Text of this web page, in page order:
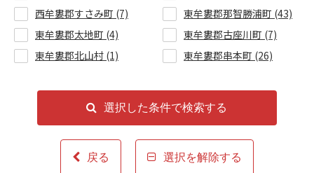
西牟婁郡すさみ町 (7)
東牟婁郡那智勝浦町 (43)
東牟婁郡太地町 (4)
東牟婁郡古座川町 (7)
東牟婁郡北山村 (1)
東牟婁郡串本町 (26)
戻る
選択した条件で検索する
選択を解除する